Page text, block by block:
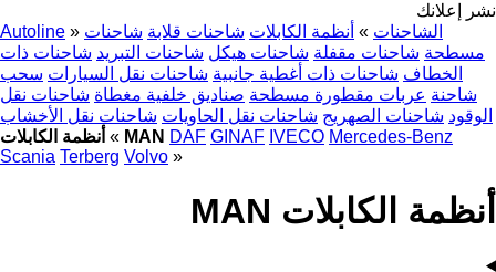
نشر إعلانك
Autoline » الشاحنات » أنظمة الكابلات شاحنات قلابة شاحنات
مسطحة شاحنات مقفلة شاحنات هيكل شاحنات التبريد شاحنات ذات
الخطاف شاحنات ذات أغطية جانبية شاحنات نقل السيارات سحب
شاحنة عربات مقطورة مسطحة صناديق خلفية مغطاة شاحنات نقل
الوقود شاحنات الصهريج شاحنات نقل الحاويات شاحنات نقل الأخشاب
» أنظمة الكابلات MAN DAF GINAF IVECO Mercedes-Benz
Scania Terberg Volvo »
أنظمة الكابلات MAN